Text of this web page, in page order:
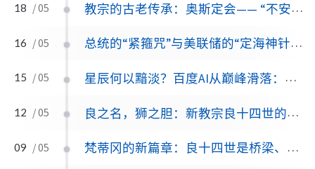
18 / 05 教宗的古老传承：奥斯定会—— “不安之心”的追寻者一位奥斯定会士教宗，将为教会注入怎样的灵性基因？
16 / 05 总统的“紧箍咒”与美联储的“定海神针”：特朗普为何撼不动鲍威尔？
15 / 05 星辰何以黯淡？百度AI从巅峰滑落：被低估的‘体制成本’与错过的‘关键窗口’
12 / 05 良之名，狮之胆：新教宗良十四世的世纪抉择与历史回响
09 / 05 梵蒂冈的新篇章：良十四世是桥梁、传承，还是时代的回响？